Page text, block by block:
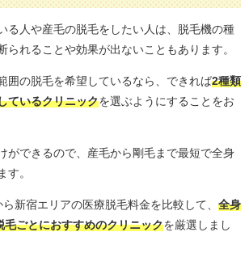
る人や産毛の脱毛をしたい人は、脱毛機の種
られることや効果が出ないこともあります。
囲の脱毛を希望しているなら、できれば2種類
ているクリニックを選ぶようにすることをお
ができるので、産毛から剛毛まで最短で全身
す。
新宿エリアの医療脱毛料金を比較して、 全身
毛ごとにおすすめのクリニックを厳選しまし